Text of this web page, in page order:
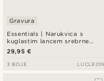
Essentials | Narukvica s
kuglastim lancem srebrne
boje, 4 mm
Gravura
29,95 €
3 BOJE LUCLEON